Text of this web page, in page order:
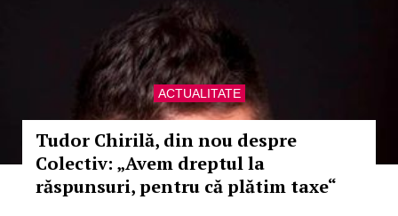
ACTUALITATE
Tudor Chirilă, din nou despre
Colectiv: „Avem dreptul la
răspunsuri, pentru că plătim taxe“